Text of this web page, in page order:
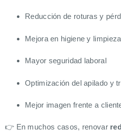
Reducción de roturas y
Mejora en higiene y limpieza
Mayor seguridad laboral
Optimización del apilado y
Mejor imagen frente a
👉 En muchos casos, renovar